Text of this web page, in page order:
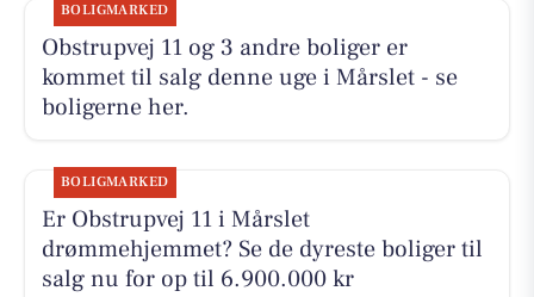
BOLIGMARKED
Obstrupvej 11 og 3 andre boliger er
kommet til salg denne uge i Mårslet - se
boligerne her.
BOLIGMARKED
Er Obstrupvej 11 i Mårslet
drømmehjemmet? Se de dyreste boliger til
salg nu for op til 6.900.000 kr